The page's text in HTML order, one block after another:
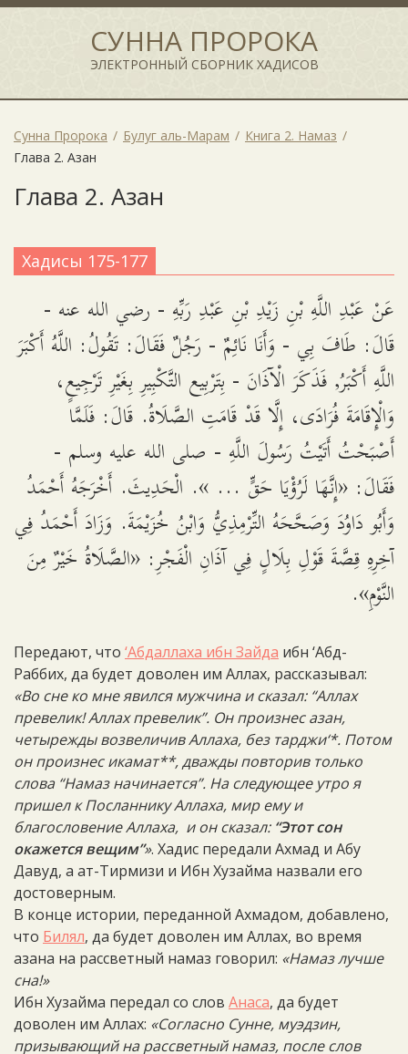
СУННА ПРОРОКА
ЭЛЕКТРОННЫЙ СБОРНИК ХАДИСОВ
Сунна Пророка Булуг аль-Марам
Книга 2. Намаз
Глава 2. Азан
Глава 2. Азан
Хадисы 175-177
عَنْ عَبْدِ اللَّهِ بْنِ زَيْدِ بْنِ عَبْدِ رَبِّهِ - رضي الله عنه -
قَالَ: طَافَ بِي - وَأَنَا نَائِمٌ - رَجُلٌ فَقَالَ: تَقُولُ: اللَّهُ أَكْبَرَ
اللَّهِ أَكْبَرُ, فَذَكَرَ الْآذَانَ - بِتَرْبِيع التَّكْبِيرِ بِغَيْرِ تَرْجِيعٍ،
وَالْإِقَامَةَ فُرَادَى، إِلَّا قَدْ قَامَتِ الصَّلَاةُ. قَالَ: فَلَمَّا
أَصْبَحْتُ أَتَيْتُ رَسُولَ اللَّهِ - صلى الله عليه وسلم -
فَقَالَ: «إِنَّهَا لَرُؤْيَا حَقٍّ ... ». الْحَدِيثَ. أَخْرَجَهُ أَحْمَدُ
وَأَبُو دَاوُدَ وَصَحَّحَهُ التِّرْمِذِيُّ وَابْنُ خُزَيْمَةَ. وَزَادَ أَحْمَدُ فِي
آخِرِهِ قِصَّةَ قَوْلِ بِلَالٍ فِي آذَانِ الْفَجْرِ: «الصَّلَاةُ خَيْرٌ مِنَ
النَّوْمِ».
Передают, что ‘Абдаллаха ибн Зайда ибн ‘Абд-
Раббих, да будет доволен им Аллах, рассказывал:
«Во сне ко мне явился мужчина и сказал: “Аллах
превелик! Аллах превелик”. Он произнес азан,
четырежды возвеличив Аллаха, без тарджи‘*. Потом
он произнес икамат**, дважды повторив только
слова “Намаз начинается”. На следующее утро я
пришел к Посланнику Аллаха, мир ему и
благословение Аллаха, и он сказал: “Этот сон
окажется вещим”». Хадис передали Ахмад и Абу
Давуд, а ат-Тирмизи и Ибн Хузайма назвали его
достоверным.
В конце истории, переданной Ахмадом, добавлено,
что Билял, да будет доволен им Аллах, во время
азана на рассветный намаз говорил: «Намаз лучше
сна!»
Ибн Хузайма передал со слов Анаса, да будет
доволен им Аллах: «Согласно Сунне, муэдзин,
призывающий на рассветный намаз, после слов